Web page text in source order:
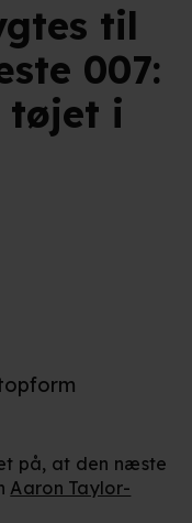
til
007:
tøjet i
på, at den næste
Aaron Taylor-